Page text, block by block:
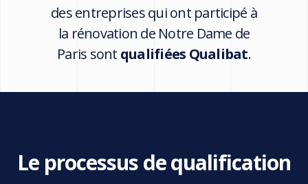
des entreprises qui ont participé à
la rénovation de Notre Dame de
Paris sont qualifiées Qualibat.
Le processus de qualification